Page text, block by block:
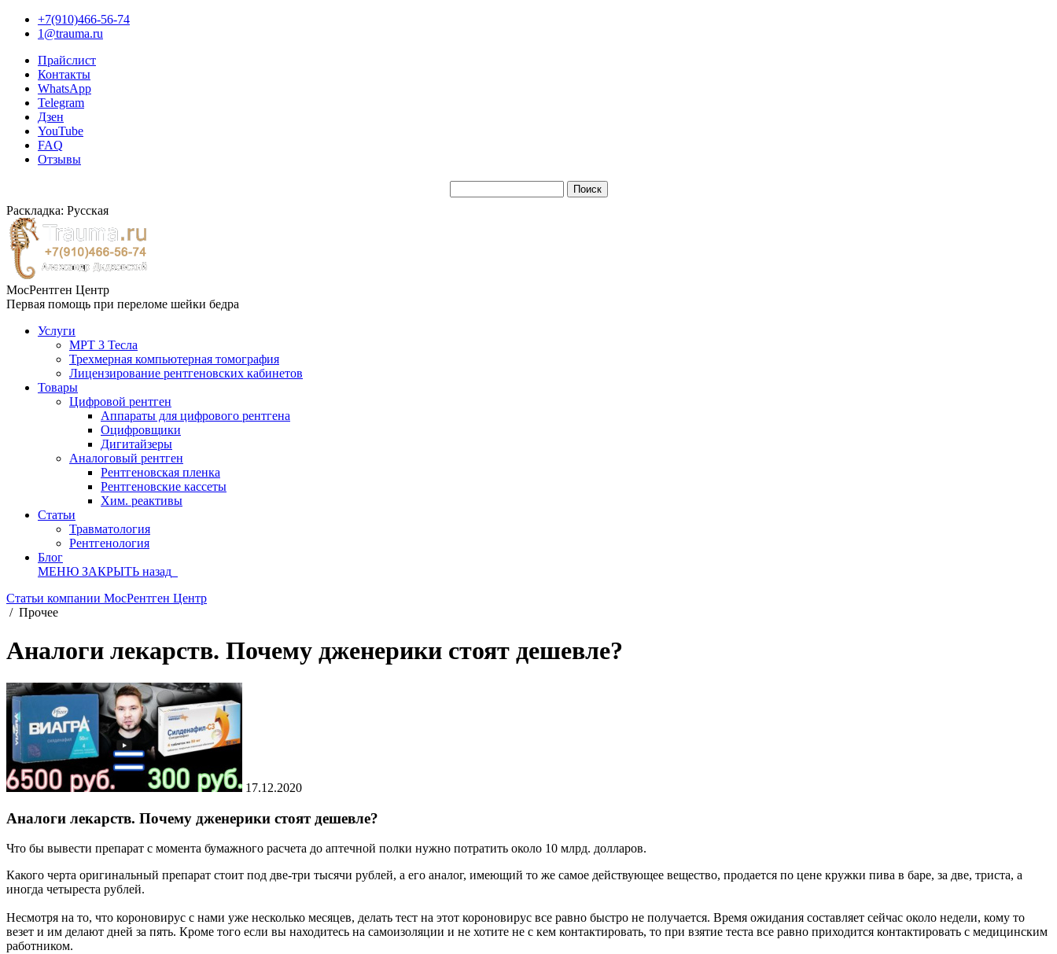
+7(910)466-56-74
1@trauma.ru
Прайслист
Контакты
WhatsApp
Telegram
Дзен
YouTube
FAQ
Отзывы
Раскладка: Русская
МосРентген Центр
Первая помощь при переломе шейки бедра
Услуги
МРТ 3 Тесла
Трехмерная компьютерная томография
Лицензирование рентгеновских кабинетов
Товары
Цифровой рентген
Аппараты для цифрового рентгена
Оцифровщики
Дигитайзеры
Аналоговый рентген
Рентгеновская пленка
Рентгеновские кассеты
Хим. реактивы
Статьи
Травматология
Рентгенология
Блог
МЕНЮ ЗАКРЫТЬ назад
Статьи компании МосРентген Центр
/ Прочее
Аналоги лекарств. Почему дженерики стоят дешевле?
17.12.2020
Аналоги лекарств. Почему дженерики стоят дешевле?
Что бы вывести препарат с момента бумажного расчета до аптечной полки нужно потратить около 10 млрд. долларов.
Какого черта оригинальный препарат стоит под две-три тысячи рублей, а его аналог, имеющий то же самое действующее вещество, продается по цене кружки пива в баре, за две, триста, а
иногда четыреста рублей.
Несмотря на то, что короновирус с нами уже несколько месяцев, делать тест на этот короновирус все равно быстро не получается. Время ожидания составляет сейчас около недели, кому то
везет и им делают дней за пять. Кроме того если вы находитесь на самоизоляции и не хотите не с кем контактировать, то при взятие теста все равно приходится контактировать с медицинским
работником.